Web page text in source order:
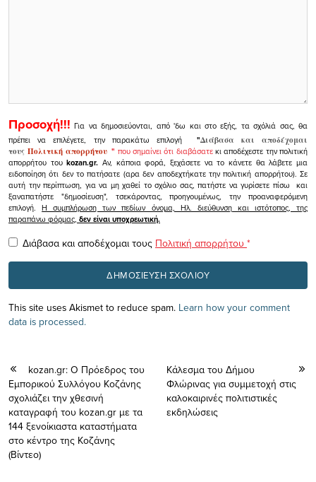
Προσοχή!!! Για να δημοσιεύονται, από 'δω και στο εξής, τα σχόλιά σας, θα
πρέπει να επιλέγετε, την παρακάτω επιλογή
"Διάβασα και αποδέχομαι
τουςΠολιτική απορρήτου" που σημαίνει ότι διαβάσατεκι αποδέχεστε την πολιτική
απορρήτου τουkozan.gr. Αν, κάποια φορά, ξεχάσετε να το κάνετε θα λάβετε μια
ειδοποίηση ότι δεν το πατήσατε (αρα δεν αποδεχτήκατε την πολιτική απορρήτου). Σε
αυτή την περίπτωση, για να μη χαθεί το σχόλιο σας, πατήστε να γυρίσετε πίσω και
ξαναπατήστε "δημοσίευση", τσεκάροντας, προηγουμένως, την προαναφερόμενη
επιλογή.Η συμπλήρωση των πεδίων όνομα, Ηλ. διεύθυνση και ιστότοπος, της
παραπάνω φόρμας, δεν είναι υποχρεωτική.
Διάβασα και αποδέχομαι τους Πολιτική απορρήτου *
This site uses Akismet to reduce spam. Learn how your comment
data is processed.
kozan.gr: Ο Πρόεδρος του
Εμπορικού Συλλόγου Κοζάνης
σχολιάζει την χθεσινή
καταγραφή του kozan.gr με τα
144 ξενοίκιαστα καταστήματα
στο κέντρο της Κοζάνης
(Βίντεο)
Κάλεσμα του Δήμου
Φλώρινας για συμμετοχή στις
καλοκαιρινές πολιτιστικές
εκδηλώσεις